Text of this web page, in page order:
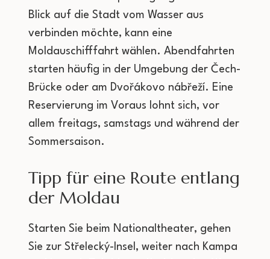
Blick auf die Stadt vom Wasser aus
verbinden möchte, kann eine
Moldauschifffahrt wählen. Abendfahrten
starten häufig in der Umgebung der Čech-
Brücke oder am Dvořákovo nábřeží. Eine
Reservierung im Voraus lohnt sich, vor
allem freitags, samstags und während der
Sommersaison.
Tipp für eine Route entlang
der Moldau
Starten Sie beim Nationaltheater, gehen
Sie zur Střelecký-Insel, weiter nach Kampa